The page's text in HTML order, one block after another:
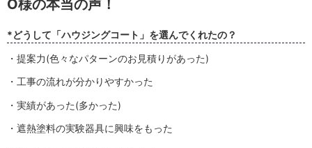
O様の本当の声！
*どうして「ハウジングコート」を選んでくれたの？
・提案力(色々なパターンのお見積りがあった)
・工事の流れが分かりやすかった
・実績があった(多かった)
・遮熱塗料の実験器具に興味をもった